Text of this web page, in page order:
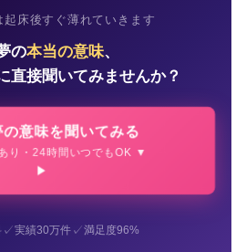
起床後すぐ薄れていきます
の本当の意味、
直接聞いてみませんか？
意味を聞いてみる
り・24時間いつでもOK ▼
✓実績30万件✓満足度96%